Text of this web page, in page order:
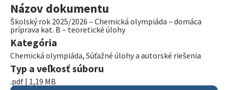
Názov dokumentu
Školský rok 2025/2026 – Chemická olympiáda – domáca
príprava kat. B – teoretické úlohy
Kategória
Chemická olympiáda, Súťažné úlohy a autorské riešenia
Typ a veľkosť súboru
.pdf | 1,19 MB